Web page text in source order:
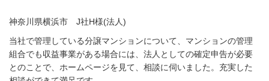
神奈川県横浜市 J社H様(法人)
当社で管理している分譲マンションについて、マンションの管理
組合でも収益事業がある場合には、法人としての確定申告が必要
とのことで、ホームページを見て、相談に伺いました。充実した